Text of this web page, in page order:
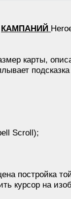
КАМПАНИЙ
карты,
Scroll);
постройка
курсор на